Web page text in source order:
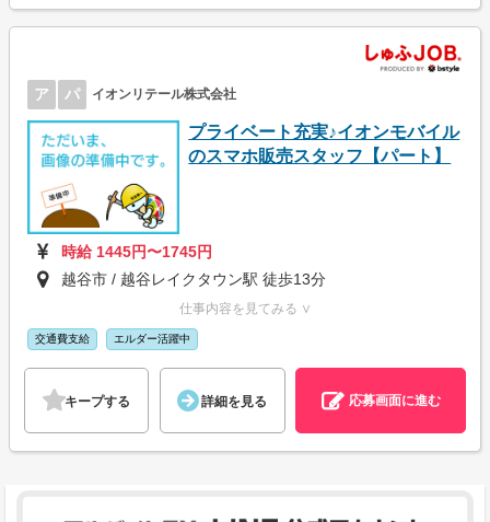
ア パ イオンリテール株式会社
プライベート充実♪イオンモバイル
のスマホ販売スタッフ【パート】
時給 1445円〜1745円
越谷市 / 越谷レイクタウン駅 徒歩13分
仕事内容を見てみる ∨
交通費支給 エルダー活躍中
キープする 詳細を見る 応募画面に進む